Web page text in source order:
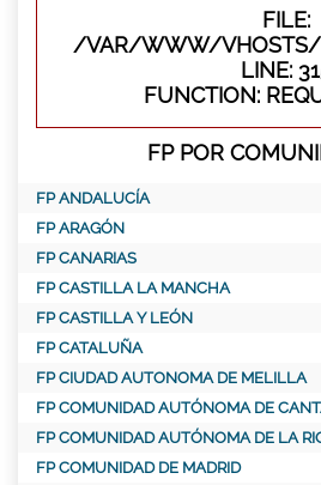
FILE:
/VAR/WWW/VHOSTS/
LINE:
FUNCTION:
FP POR
FP ANDALUCÍA
FP ARAGÓN
FP CANARIAS
FP CASTILLA LA MANCHA
FP CASTILLA Y LEÓN
FP CATALUÑA
FP CIUDAD AUTONOMA DE MELILLA
FP COMUNIDAD AUTÓNOMA DE
FP COMUNIDAD AUTÓNOMA DE LA
FP COMUNIDAD DE MADRID